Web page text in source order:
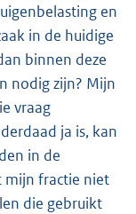
en
in de huidige
binnen deze
nodig zijn? Mijn
vraag
ja is, kan
in de
mijn fractie niet
die gebruikt